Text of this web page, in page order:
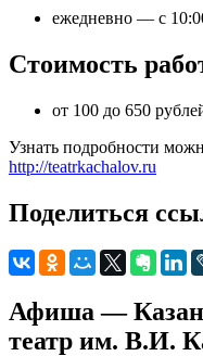
ежедневно — с
Стоимость
от 100 до 650
Узнать подробности
http://teatrkachalov.ru
Поделиться
Афиша —
театр им. В.И.